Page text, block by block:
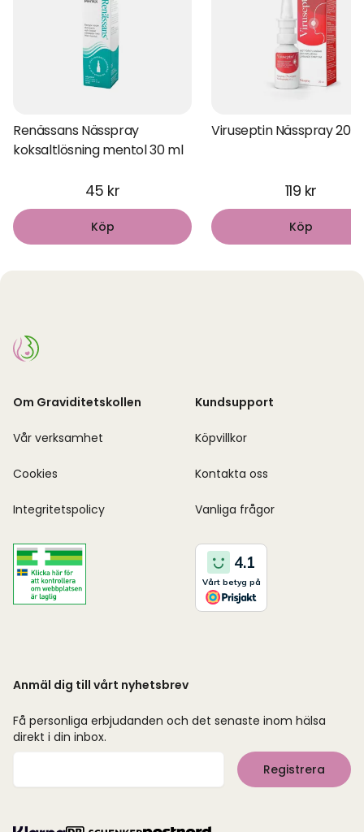
Renässans Nässpray
koksaltlösning mentol 30 ml
45 kr
Köp
Viruseptin Nässpray 20
119 kr
Köp
Om Graviditetskollen
Vår verksamhet
Cookies
Integritetspolicy
Kundsupport
Köpvillkor
Kontakta oss
Vanliga frågor
Anmäl dig till vårt nyhetsbrev
Få personliga erbjudanden och det senaste inom hälsa
direkt i din inbox.
Registrera